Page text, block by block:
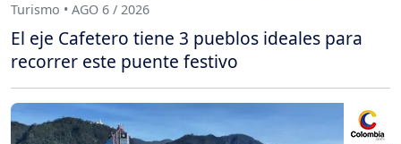
Turismo • AGO 6 / 2026
El eje Cafetero tiene 3 pueblos ideales para
recorrer este puente festivo